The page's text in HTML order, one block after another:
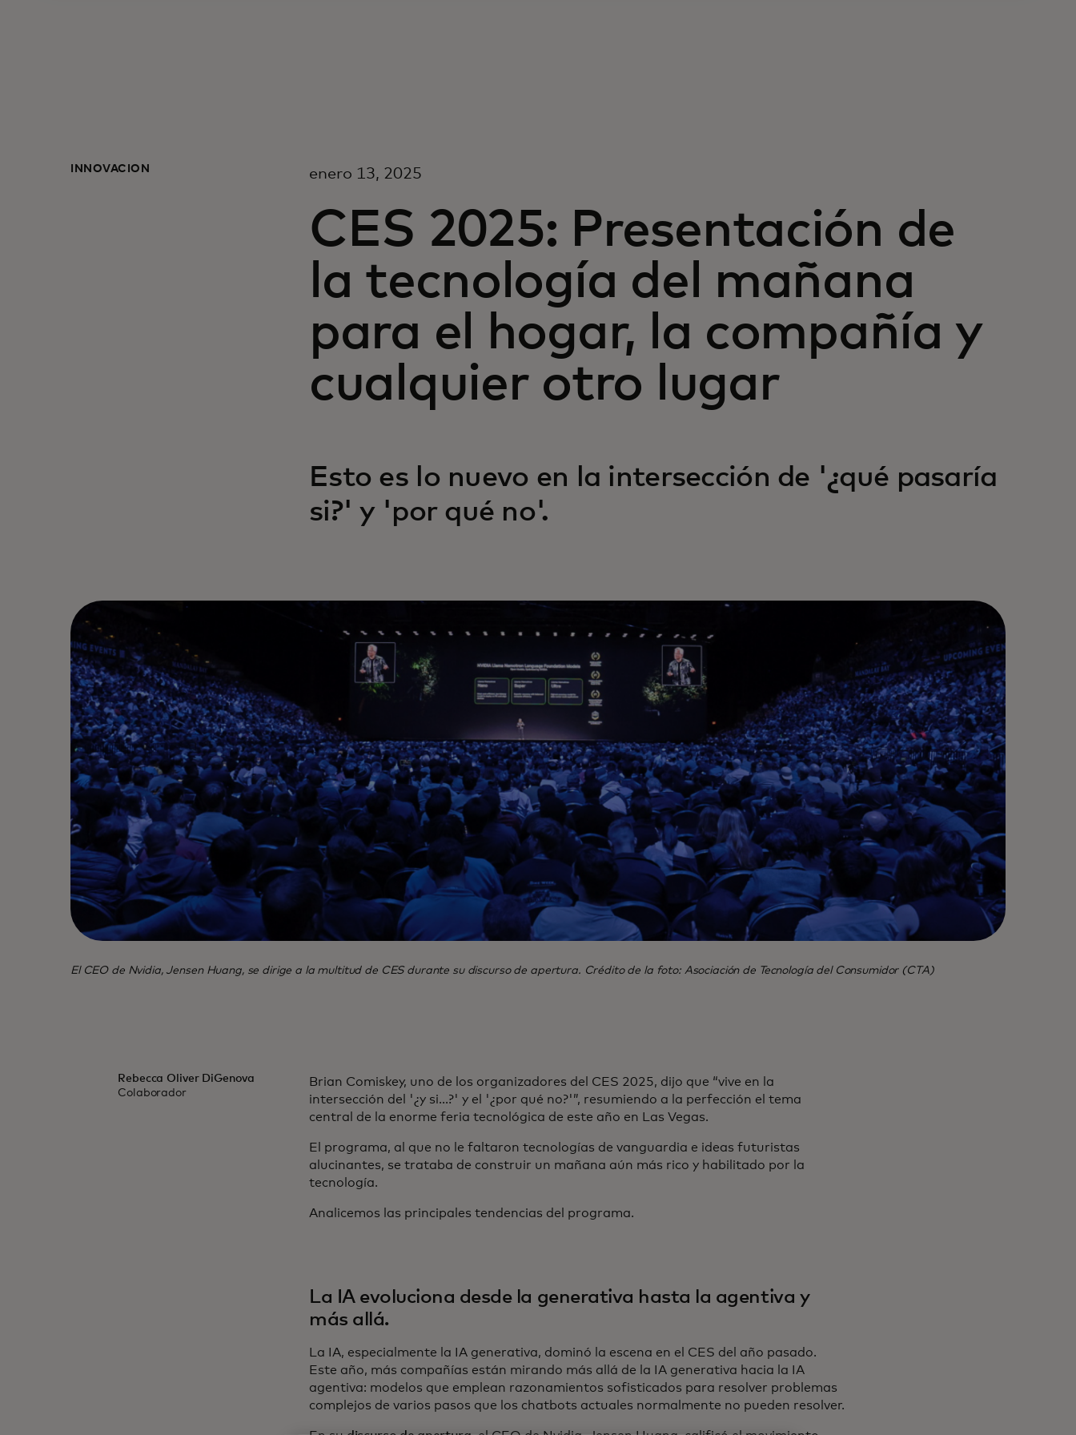
INNOVACIÓN enero 13, 2025
CES 2025: Presentación de
la tecnología del mañana
para el hogar, la compañía y
cualquier otro lugar
Esto es lo nuevo en la intersección de '¿qué pasaría
si?' y 'por qué no'.
El CEO de Nvidia, Jensen Huang, se dirige a la multitud de CES durante su discurso de apertura. Crédito de la foto: Asociación de Tecnología del Consumidor (CTA)
Rebecca Oliver DiGenova
Colaborador
Brian Comiskey, uno de los organizadores del CES 2025, dijo que “vive en la
intersección del '¿y si...?' y el '¿por qué no?'”, resumiendo a la perfección el tema
central de la enorme feria tecnológica de este año en Las Vegas.
El programa, al que no le faltaron tecnologías de vanguardia e ideas futuristas
alucinantes, se trataba de construir un mañana aún más rico y habilitado por la
tecnología.
Analicemos las principales tendencias del programa.
La IA evoluciona desde la generativa hasta la agentiva y
más allá.
La IA, especialmente la IA generativa, dominó la escena en el CES del año pasado.
Este año, más compañías están mirando más allá de la IA generativa hacia la IA
agentiva: modelos que emplean razonamientos sofisticados para resolver problemas
complejos de varios pasos que los chatbots actuales normalmente no pueden resolver.